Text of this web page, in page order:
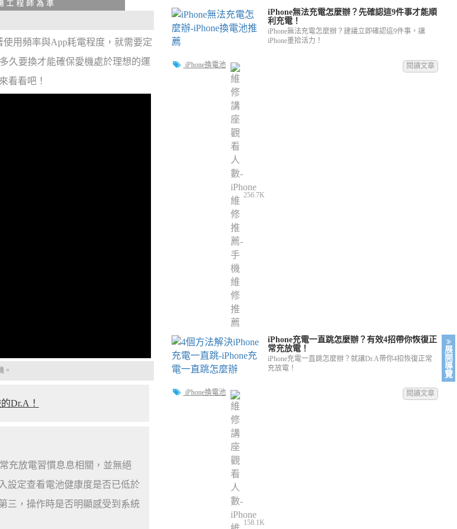
使用頻率與App耗電程度，就需要定
久要換才能確保愛機處於理想的運
看看吧！
。
Dr.A！
充放電習慣息息相關，並無絕
設定查看電池健康度是否已低於
三，操作時是否明顯感受到系統
iPhone無法充電怎麼辦？先確認這9件事才能順
利充電！
iPhone無法充電怎麼辦？建議立即確認這9件事，讓
iPhone重拾活力！
iPhone換電池
256.7K
閱讀文章
iPhone充電一直跳怎麼辦？有效4招帶你恢復正
常充放電！
iPhone充電一直跳怎麼辦？就讓Dr.A帶你4招恢復正常
充放電！
iPhone換電池
158.1K
閱讀文章
展
開
導
覽